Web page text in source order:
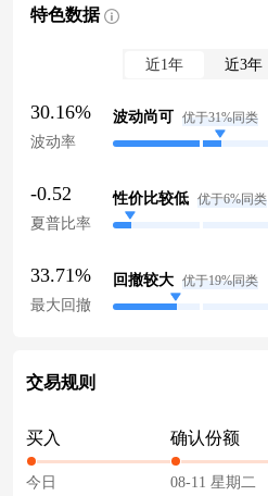
特色数据
近1年 近3年
30.16%
波动率
波动尚可 优于31%同类
-0.52
夏普比率
性价比较低 优于6%同类
33.71%
最大回撤
回撤较大 优于19%同类
交易规则
买入
今日
确认份额
08-11 星期二